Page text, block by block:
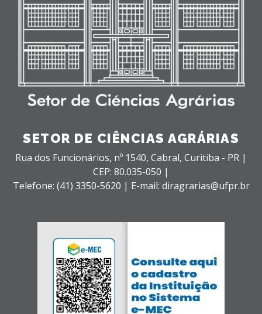
SETOR DE CIÊNCIAS AGRÁRIAS
Rua dos Funcionários, nº 1540, Cabral, Curitiba - PR |
CEP: 80.035-050 |
Telefone: (41) 3350-5620 | E-mail: diragrarias@ufpr.br